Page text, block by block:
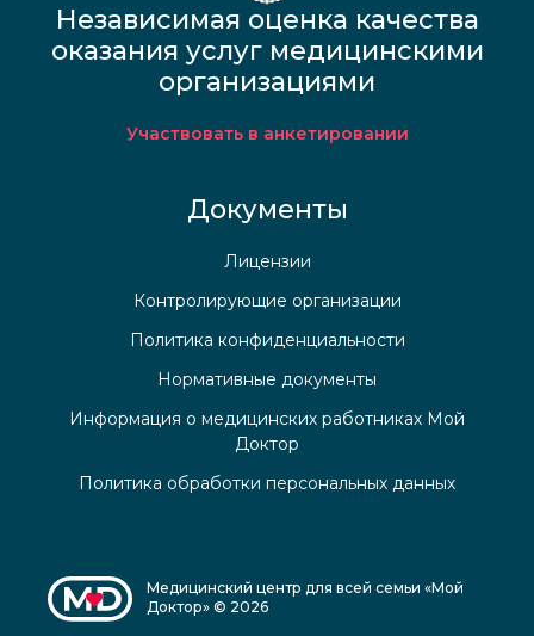
Независимая оценка качества
оказания услуг медицинскими
организациями
Участвовать в анкетировании
Документы
Лицензии
Контролирующие организации
Политика конфиденциальности
Нормативные документы
Информация о медицинских работниках Мой
Доктор
Политика обработки персональных данных
Медицинский центр для всей семьи «Мой
Доктор» © 2026